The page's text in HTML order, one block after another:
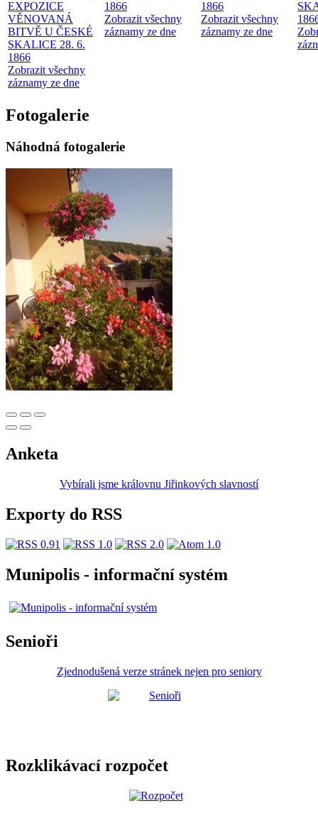
EXPOZICE
VĚNOVANÁ
BITVĚ U ČESKÉ
SKALICE 28. 6.
1866
Zobrazit všechny
záznamy ze dne
1866
Zobrazit všechny
záznamy ze dne
1866
Zobrazit všechny
záznamy ze dne
Fotogalerie
Náhodná fotogalerie
Anketa
Vybírali jsme královnu Jiřinkových slavností
Exporty do RSS
Munipolis - informační systém
Senioři
Zjednodušená verze stránek nejen pro seniory
Rozklikávací rozpočet